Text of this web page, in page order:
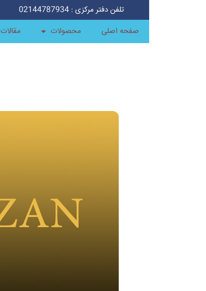
تلفن دفتر مرکزی : 02144787934
صفحه اصلی
محصولات مقالات